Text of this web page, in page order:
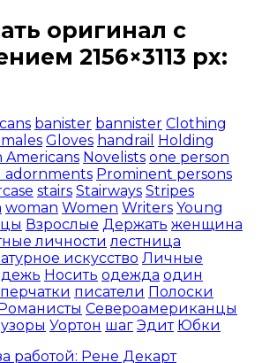
оригинал с
2156×3113 px:
banister bannister Clothing
Gloves handrail Holding
Americans Novelists one person
adornments Prominent persons
stairs Stairways Stripes
woman Women Writers Young
Взрослые Держать женщина
личности лестница
искусство Личные
Носить одежда один
перчатки писатели Полоски
Североамериканцы
узоры Уортон шаг Эдит Юбки
работой: Рене Декарт